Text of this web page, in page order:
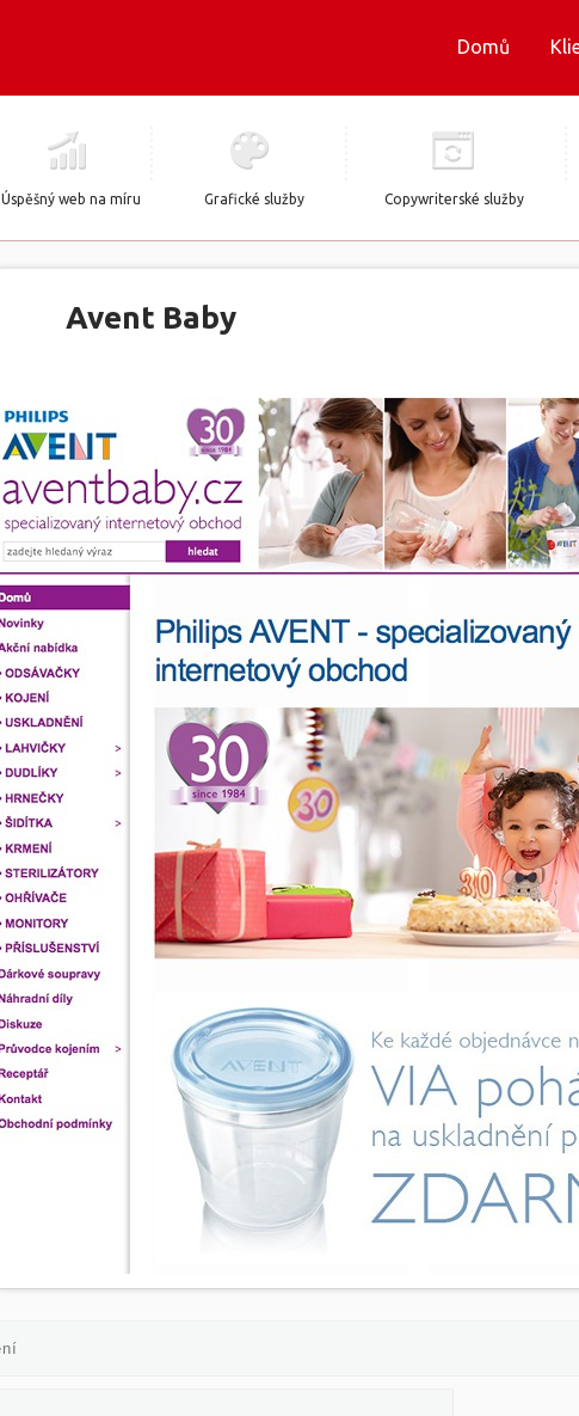
Avent Baby
Úspěšný web na míru Grafické služby Copywriterské služby
Domů